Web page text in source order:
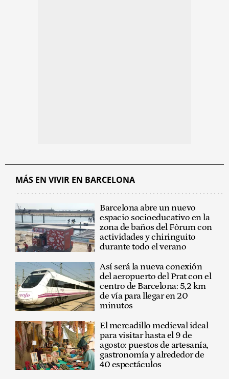
MÁS EN VIVIR EN BARCELONA
Barcelona abre un nuevo
espacio socioeducativo en la
zona de baños del Fòrum con
actividades y chiringuito
durante todo el verano
Así será la nueva conexión
del aeropuerto del Prat con el
centro de Barcelona: 5,2 km
de vía para llegar en 20
minutos
El mercadillo medieval ideal
para visitar hasta el 9 de
agosto: puestos de artesanía,
gastronomía y alrededor de
40 espectáculos